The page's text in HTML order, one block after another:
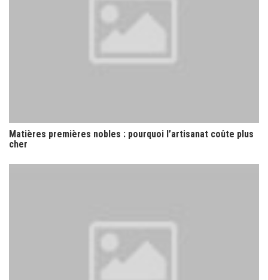
Matières premières nobles : pourquoi l’artisanat coûte plus
cher